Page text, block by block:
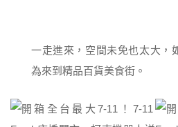
一走進來，空間未免也太大，
為來到精品百貨美食街。